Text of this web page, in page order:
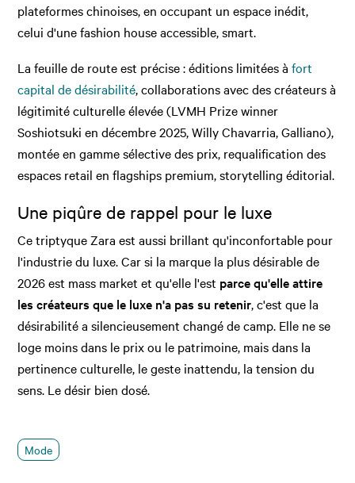
plateformes chinoises, en occupant un espace inédit,
celui d'une fashion house accessible, smart.
La feuille de route est précise : éditions limitées àfort
capital de désirabilité, collaborations avec des créateurs à
légitimité culturelle élevée (LVMH Prize winner
Soshiotsuki en décembre 2025, Willy Chavarria, Galliano),
montée en gamme sélective des prix, requalification des
espaces retail en flagships premium, storytelling éditorial.
Une piqûre de rappel pour le luxe
Ce triptyque Zara est aussi brillant qu'inconfortable pour
l'industrie du luxe. Car si la marque la plus désirable de
2026 est mass market et qu'elle l'est parce qu'elle attire
les créateurs que le luxe n'a pas su retenir, c'est que la
désirabilité a silencieusement changé de camp. Elle ne se
loge moins dans le prix ou le patrimoine, mais dans la
pertinence culturelle, le geste inattendu, la tension du
sens. Le désir bien dosé.
Mode